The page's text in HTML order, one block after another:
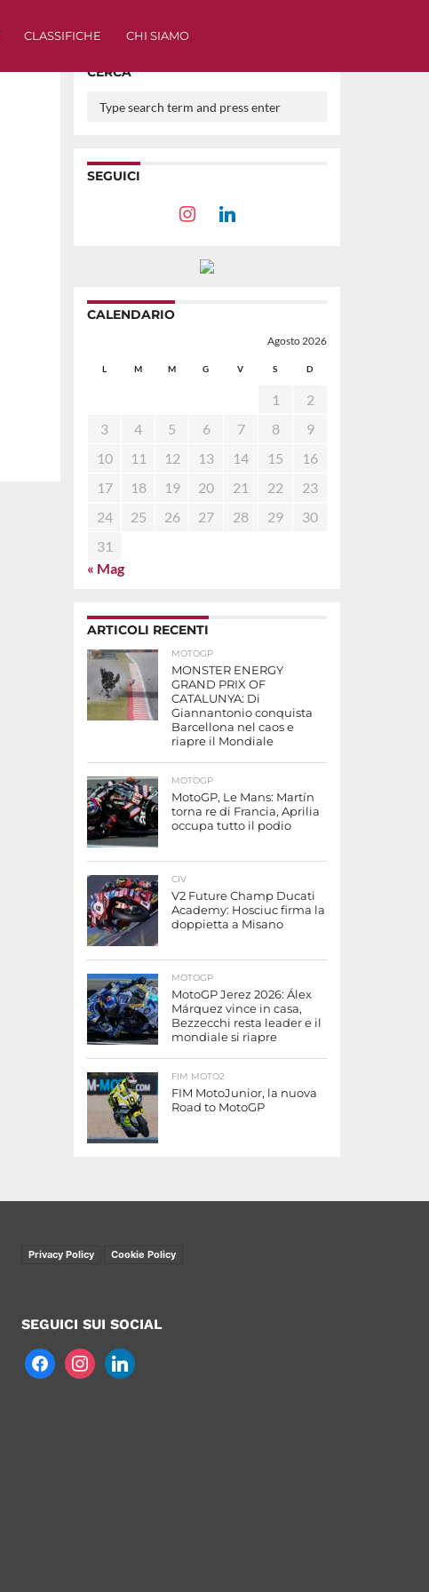
CLASSIFICHE CHI SIAMO
CERCA
SEGUICI
CALENDARIO
Agosto 2026
L M M G V S D
1
2
3
4 5 6 7 8
9
10
11 12 13 14 15
16
17
18 19 20 21 22
23
24
25 26 27 28 29
30
31
« Mag
ARTICOLI RECENTI
MOTOGP
MONSTER ENERGY
GRAND PRIX OF
CATALUNYA: Di
Giannantonio conquista
Barcellona nel caos e
riapre il Mondiale
MOTOGP
MotoGP, Le Mans: Martín
torna re di Francia, Aprilia
occupa tutto il podio
CIV
V2 Future Champ Ducati
Academy: Hosciuc firma la
doppietta a Misano
MOTOGP
MotoGP Jerez 2026: Álex
Márquez vince in casa,
Bezzecchi resta leader e il
mondiale si riapre
FIM MOTO2
FIM MotoJunior, la nuova
Road to MotoGP
Privacy Policy Cookie Policy
SEGUICI SUI SOCIAL